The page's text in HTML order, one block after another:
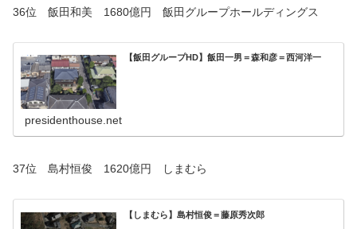
36位 飯田和美 1680億円 飯田グループホールディングス
【飯田グループHD】飯田一男＝森和彦＝西河洋一
presidenthouse.net
37位 島村恒俊 1620億円 しまむら
【しまむら】島村恒俊＝藤原秀次郎